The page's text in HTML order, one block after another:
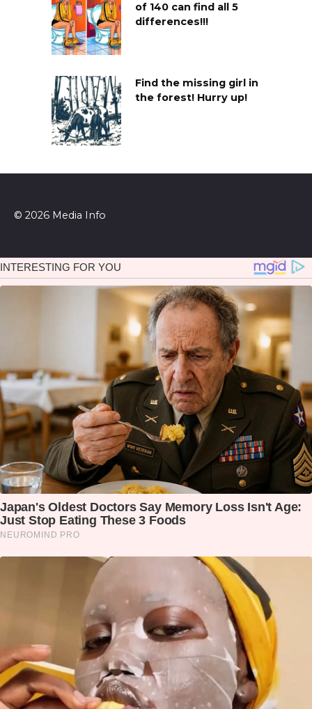
of 140 can find all 5
differences!!!
Find the missing girl in
the forest! Hurry up!
© 2026 Media Info